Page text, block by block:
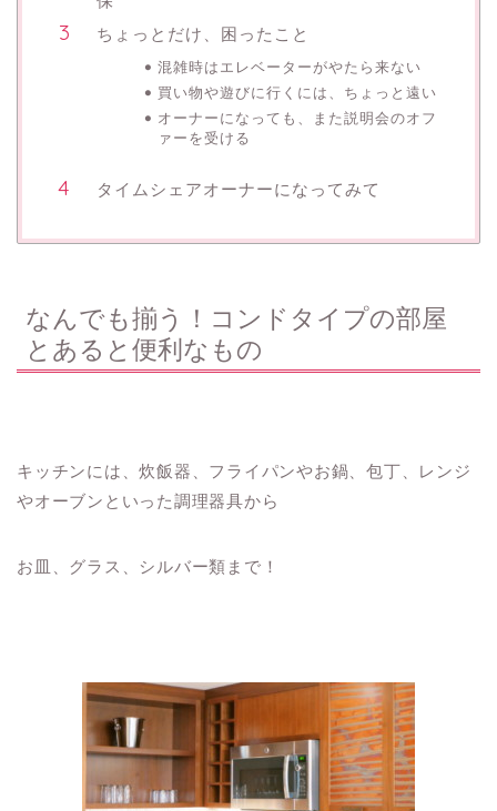
ちょっとだけ、困ったこと
混雑時はエレベーターがやたら来ない
買い物や遊びに行くには、ちょっと遠い
オーナーになっても、また説明会のオフ
ァーを受ける
タイムシェアオーナーになってみて
なんでも揃う！コンドタイプの部屋
とあると便利なもの
キッチンには、炊飯器、フライパンやお鍋、包丁、レンジ
やオーブンといった調理器具から
お皿、グラス、シルバー類まで！